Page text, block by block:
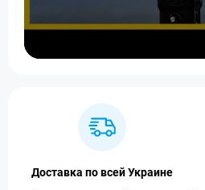
Доставка по всей Украине